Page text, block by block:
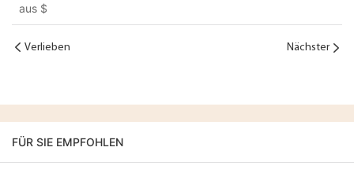
Kinderbücher
aus $
Verlieben Nächster
FÜR SIE EMPFOHLEN